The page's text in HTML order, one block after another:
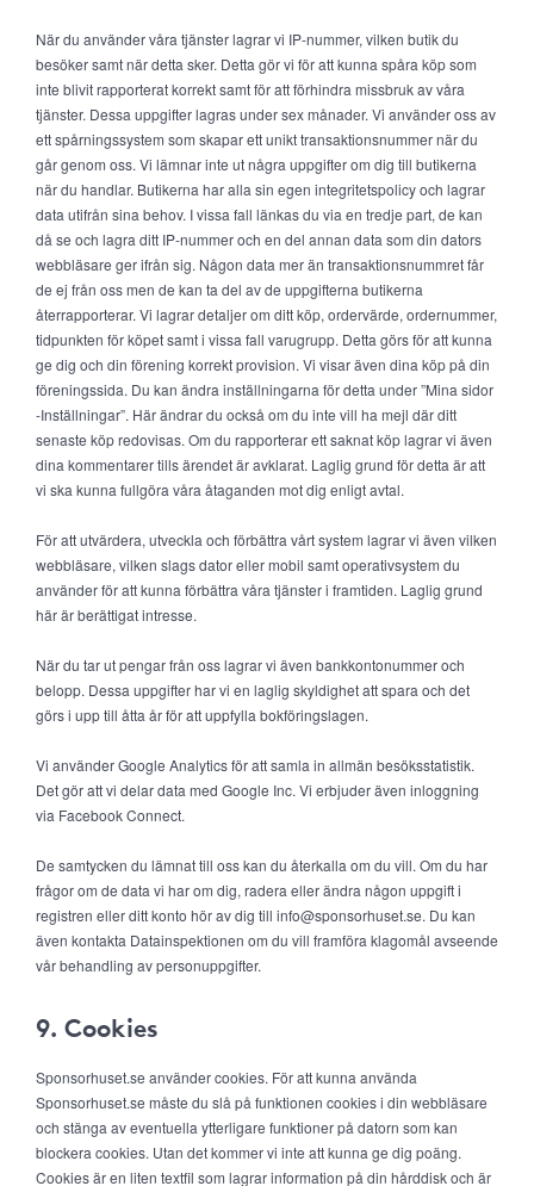
När du använder våra tjänster lagrar vi IP-nummer, vilken butik du
besöker samt när detta sker. Detta gör vi för att kunna spåra köp som
inte blivit rapporterat korrekt samt för att förhindra missbruk av våra
tjänster. Dessa uppgifter lagras under sex månader. Vi använder oss av
ett spårningssystem som skapar ett unikt transaktionsnummer när du
går genom oss. Vi lämnar inte ut några uppgifter om dig till butikerna
när du handlar. Butikerna har alla sin egen integritetspolicy och lagrar
data utifrån sina behov. I vissa fall länkas du via en tredje part, de kan
då se och lagra ditt IP-nummer och en del annan data som din dators
webbläsare ger ifrån sig. Någon data mer än transaktionsnummret får
de ej från oss men de kan ta del av de uppgifterna butikerna
återrapporterar. Vi lagrar detaljer om ditt köp, ordervärde, ordernummer,
tidpunkten för köpet samt i vissa fall varugrupp. Detta görs för att kunna
ge dig och din förening korrekt provision. Vi visar även dina köp på din
föreningssida. Du kan ändra inställningarna för detta under ”Mina sidor
-Inställningar”. Här ändrar du också om du inte vill ha mejl där ditt
senaste köp redovisas. Om du rapporterar ett saknat köp lagrar vi även
dina kommentarer tills ärendet är avklarat. Laglig grund för detta är att
vi ska kunna fullgöra våra åtaganden mot dig enligt avtal.
För att utvärdera, utveckla och förbättra vårt system lagrar vi även vilken
webbläsare, vilken slags dator eller mobil samt operativsystem du
använder för att kunna förbättra våra tjänster i framtiden. Laglig grund
här är berättigat intresse.
När du tar ut pengar från oss lagrar vi även bankkontonummer och
belopp. Dessa uppgifter har vi en laglig skyldighet att spara och det
görs i upp till åtta år för att uppfylla bokföringslagen.
Vi använder Google Analytics för att samla in allmän besöksstatistik.
Det gör att vi delar data med Google Inc. Vi erbjuder även inloggning
via Facebook Connect.
De samtycken du lämnat till oss kan du återkalla om du vill. Om du har
frågor om de data vi har om dig, radera eller ändra någon uppgift i
registren eller ditt konto hör av dig till info@sponsorhuset.se. Du kan
även kontakta Datainspektionen om du vill framföra klagomål avseende
vår behandling av personuppgifter.
9. Cookies
Sponsorhuset.se använder cookies. För att kunna använda
Sponsorhuset.se måste du slå på funktionen cookies i din webbläsare
och stänga av eventuella ytterligare funktioner på datorn som kan
blockera cookies. Utan det kommer vi inte att kunna ge dig poäng.
Cookies är en liten textfil som lagrar information på din hårddisk och är